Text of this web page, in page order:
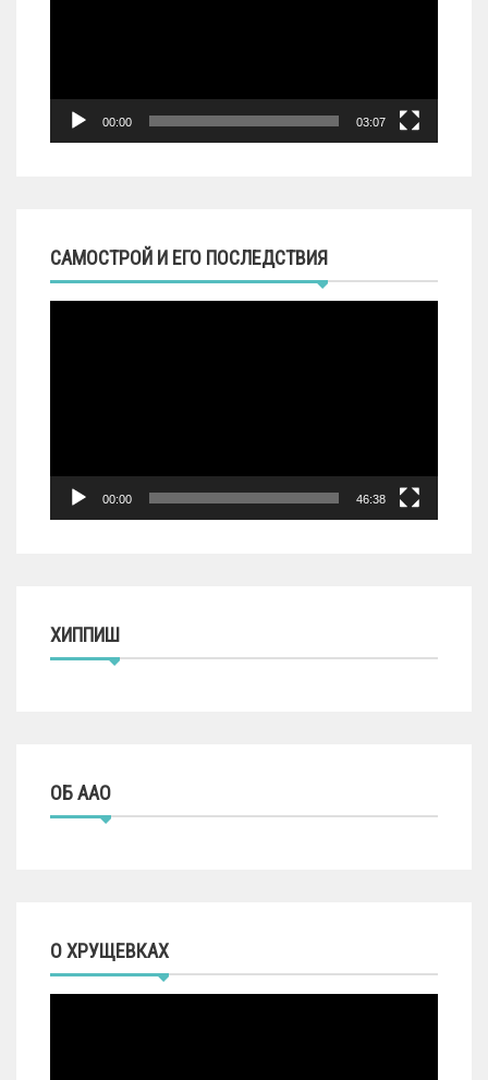
00:00 03:07
САМОСТРОЙ И ЕГО ПОСЛЕДСТВИЯ
00:00 46:38
ХИППИШ
ОБ ААО
О ХРУЩЕВКАХ